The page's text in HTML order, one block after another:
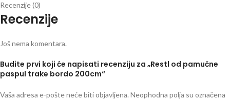
Recenzije (0)
Recenzije
Još nema komentara.
Budite prvi koji će napisati recenziju za „Restl od pamučne
paspul trake bordo 200cm“
Vaša adresa e-pošte neće biti objavljena.Neophodna polja su označena